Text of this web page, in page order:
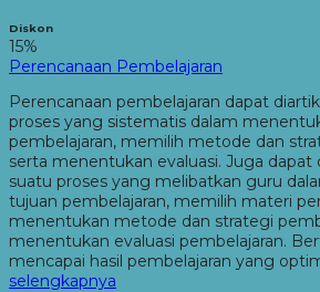
Diskon
15%
Perencanaan Pembelajaran
Perencanaan pembelajaran dapat
proses yang sistematis dalam
pembelajaran, memilih metode dan
serta menentukan evaluasi. Juga dapat
suatu proses yang melibatkan guru
tujuan pembelajaran, memilih materi
menentukan metode dan strategi
menentukan evaluasi pembelajaran.
mencapai hasil pembelajaran yang
selengkapnya